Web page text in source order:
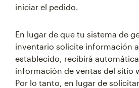
iniciar el pedido.
En lugar de que tu sistema de
inventario solicite información
establecido, recibirá
información de ventas del sitio
Por lo tanto, en lugar de